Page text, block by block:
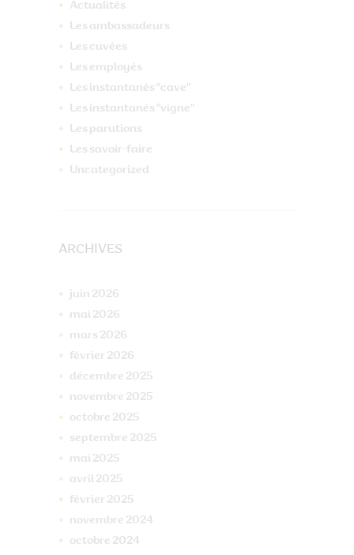
Actualités
Les ambassadeurs
Les cuvées
Les employés
Les instantanés "cave"
Les instantanés "vigne"
Les parutions
Les savoir-faire
Uncategorized
ARCHIVES
juin 2026
mai 2026
mars 2026
février 2026
décembre 2025
novembre 2025
octobre 2025
septembre 2025
mai 2025
avril 2025
février 2025
novembre 2024
octobre 2024